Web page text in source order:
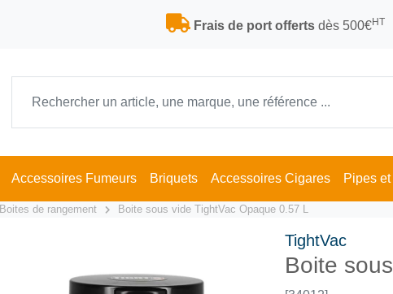
Frais de port offertsdès 500€HT
Accessoires Fumeurs Briquets Accessoires Cigares Pipes
Boites de rangement Boite sous vide TightVac Opaque 0.57 L
TightVac
Boite